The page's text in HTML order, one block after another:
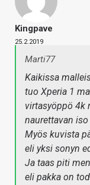
Kingpave
25.2.2019
Marti77
Kaikissa
tuo Xperia 1
virtasyöppö 4k
naurettavan
Myös kuvista
eli yksi sonyn
Ja taas piti
eli pakka on